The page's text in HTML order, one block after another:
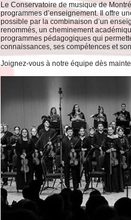
Le Conservatoire de musique de
programmes d’enseignement. Il offre
possible par la combinaison d’un
renommés, un cheminement
programmes pédagogiques qui
connaissances, ses compétences et
Joignez-vous à notre équipe dès